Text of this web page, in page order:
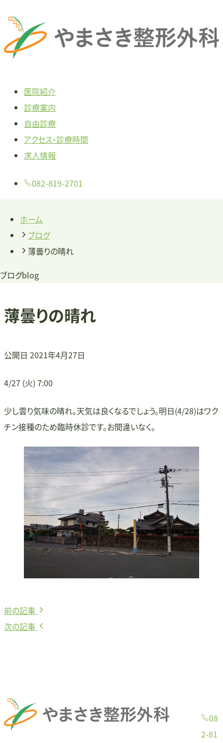
へ
医院紹介
診療案内
自由診療
アクセス・診療時間
求人情報
082-819-2701
ブログblog
ホーム
ブログ
薄曇りの晴れ
薄曇りの晴れ
公開日 2021年4月27日
4/27 (火) 7:00
少し雲り気味の晴れ。天気は良くなるでしょう。明日(4/28)はワク
チン接種のため臨時休診です。お間違いなく。
投
ゲ
ー
前の記事 前
の
次の記事 次
08
2-81